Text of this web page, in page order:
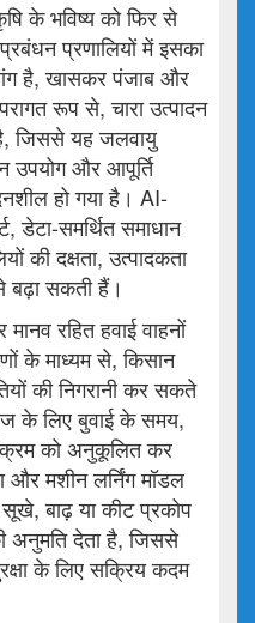
के भविष्य को फिर से
प्रणालियों में इसका
है, खासकर पंजाब और
रूप से, चारा उत्पादन
है, जिससे यह जलवायु
और आपूर्ति
हो गया है। AI-
डेटा-समर्थित समाधान
की दक्षता, उत्पादकता
बढ़ा सकती हैं।
रहित हवाई वाहनों
के माध्यम से, किसान
की निगरानी कर सकते
के लिए बुवाई के समय,
को अनुकूलित कर
मशीन लर्निंग मॉडल
सूखे, बाढ़ या कीट प्रकोप
अनुमति देता है, जिससे
के लिए सक्रिय कदम